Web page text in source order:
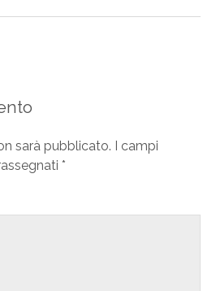
sarà pubblicato. I campi
*